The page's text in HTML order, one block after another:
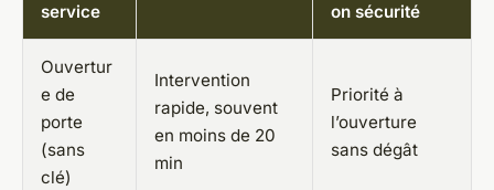
service
on sécurité
Ouvertur
e de
porte
(sans
clé)
Intervention
rapide, souvent
en moins de 20
min
Priorité à
l’ouverture
sans dégât